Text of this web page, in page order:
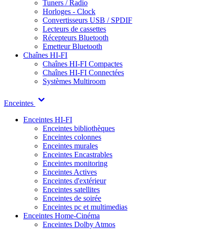
Tuners / Radio
Horloges - Clock
Convertisseurs USB / SPDIF
Lecteurs de cassettes
Récepteurs Bluetooth
Emetteur Bluetooth
Chaînes HI-FI
Chaînes HI-FI Compactes
Chaînes HI-FI Connectées
Systèmes Multiroom
Enceintes
Enceintes HI-FI
Enceintes bibliothèques
Enceintes colonnes
Enceintes murales
Enceintes Encastrables
Enceintes monitoring
Enceintes Actives
Enceintes d'extérieur
Enceintes satellites
Enceintes de soirée
Enceintes pc et multimedias
Enceintes Home-Cinéma
Enceintes Dolby Atmos